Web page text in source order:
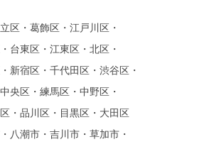
区・葛飾区・江戸川区・
台東区・江東区・北区・
新宿区・千代田区・渋谷区・
央区・練馬区・中野区・
・品川区・目黒区・大田区
八潮市・吉川市・草加市・